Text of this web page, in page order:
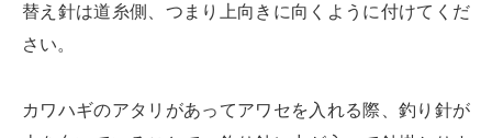
替え針は道糸側、つまり上向きに向くように付けてくだ
さい。
カワハギのアタリがあってアワセを入れる際、釣り針が